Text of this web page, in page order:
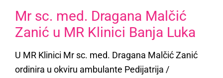
Mr sc. med. Dragana Malčić
Zanić u MR Klinici Banja Luka
U MR Klinici Mr sc. med. Dragana Malčić Zanić
ordinira u okviru ambulante Pedijatrija /